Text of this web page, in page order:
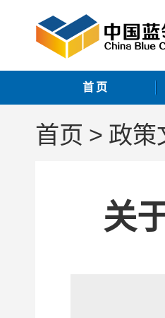
首页
首页 政策
关